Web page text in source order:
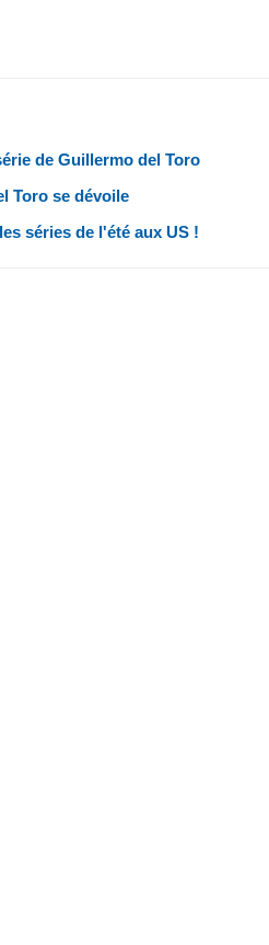
de Guillermo del Toro
Toro se dévoile
séries de l'été aux US !